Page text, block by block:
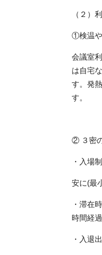
（２）
①検温や
会議室
は自宅
す。発
す。
② ３密
・入場
安に(最
・滞在
時間経
・入退